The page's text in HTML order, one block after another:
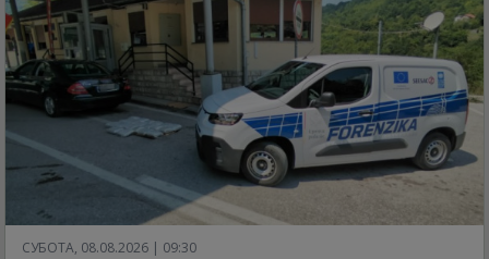
СУБОТА, 08.08.2026 | 09:30